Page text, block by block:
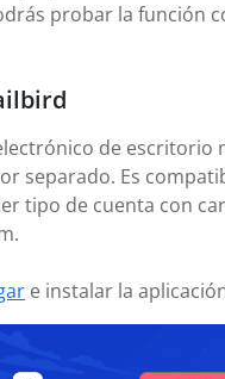
probar la función
de escritorio
separado. Es
tipo de cuenta con
e instalar la